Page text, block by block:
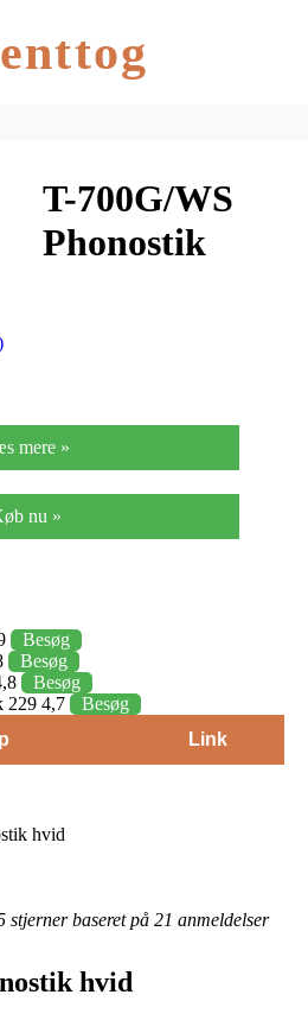
T-700G/WS
Phonostik
mere »
nu »
Besøg
Besøg
Besøg
229 4,7
Besøg
Link
hvid
stjerner baseret på 21 anmeldelser
hvid